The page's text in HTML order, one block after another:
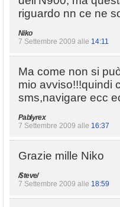
riguardo nn ce ne
Niko
7 Settembre 2009 alle 14:11
Ma come non si
mio avviso!!!quindi
sms,navigare ecc
Pablyrex
7 Settembre 2009 alle 16:37
Grazie mille Niko
/$teve/
7 Settembre 2009 alle 18:59